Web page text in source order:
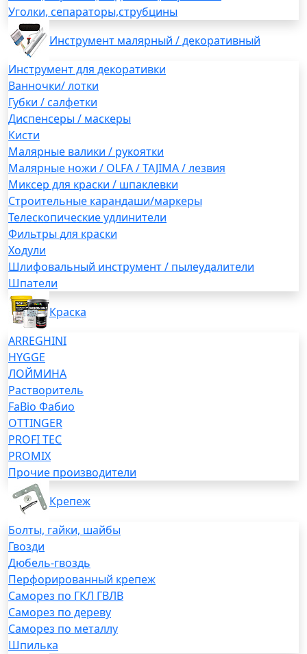
Уголки, сепараторы,струбцины
Инструмент малярный / декоративный
Инструмент для декоративки
Ванночки/ лотки
Губки / салфетки
Диспенсеры / маскеры
Кисти
Малярные валики / рукоятки
Малярные ножи / OLFA / TAJIMA / лезвия
Миксер для краски / шпаклевки
Строительные карандаши/маркеры
Телескопические удлинители
Фильтры для краски
Ходули
Шлифовальный инструмент / пылеудалители
Шпатели
Краска
ARREGHINI
HYGGE
ЛОЙМИНА
Растворитель
FaBio Фабио
OTTINGER
PROFI TEC
PROMIX
Прочие производители
Крепеж
Болты, гайки, шайбы
Гвозди
Дюбель-гвоздь
Перфорированный крепеж
Саморез по ГКЛ ГВЛВ
Саморез по дереву
Саморез по металлу
Шпилька